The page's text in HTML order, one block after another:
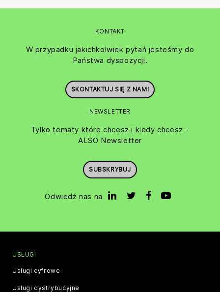
KONTAKT
W przypadku jakichkolwiek pytań jesteśmy do
Państwa dyspozycji.
SKONTAKTUJ SIĘ Z NAMI
NEWSLETTER
Tylko tematy które chcesz i kiedy chcesz -
ALSO Newsletter
SUBSKRYBUJ
Odwiedź nas na
USŁUGI
Usługi cyfrowe
Usługi dystrybucyjne